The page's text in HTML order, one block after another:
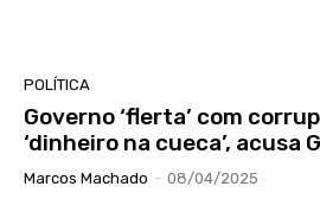
POLÍTICA
Governo ‘flerta’ com
‘dinheiro na cueca’, acusa
Marcos Machado - 08/04/2025